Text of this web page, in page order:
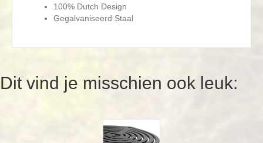
100% Dutch Design
Gegalvaniseerd Staal
Dit vind je misschien ook leuk: